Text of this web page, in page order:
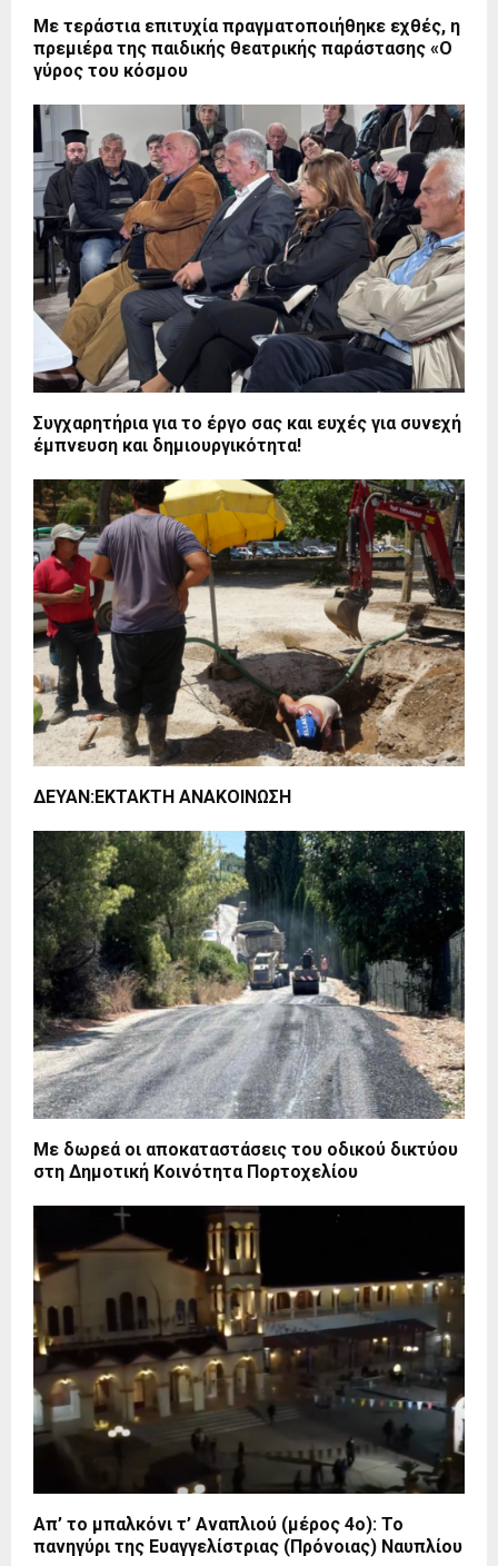
Με τεράστια επιτυχία πραγματοποιήθηκε εχθές, η
πρεμιέρα της παιδικής θεατρικής παράστασης «Ο
γύρος του κόσμου
Συγχαρητήρια για το έργο σας και ευχές για συνεχή
έμπνευση και δημιουργικότητα!
ΔΕΥΑΝ:ΕΚΤΑΚΤΗ ΑΝΑΚΟΙΝΩΣΗ
Με δωρεά οι αποκαταστάσεις του οδικού δικτύου
στη Δημοτική Κοινότητα Πορτοχελίου
Απ’ το μπαλκόνι τ’ Αναπλιού (μέρος 4ο): Το
πανηγύρι της Ευαγγελίστριας (Πρόνοιας) Ναυπλίου